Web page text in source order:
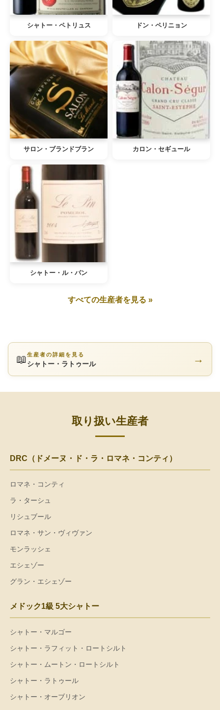
シャトー・ペトリュス ドン・ペリニョン
サロン・ブランドブラン カロン・セギュール
シャトー・ル・パン
すべての生産者を見る »
📖生産者の詳細を見る
シャトー・ラトゥール →
取り扱い生産者
DRC（ドメーヌ・ド・ラ・ロマネ・コンティ）
ロマネ・コンティ
ラ・ターシュ
リシュブール
ロマネ・サン・ヴィヴァン
モンラッシェ
エシェゾー
グラン・エシェゾー
メドック1級 5大シャトー
シャトー・マルゴー
シャトー・ラフィット・ロートシルト
シャトー・ムートン・ロートシルト
シャトー・ラトゥール
シャトー・オーブリオン